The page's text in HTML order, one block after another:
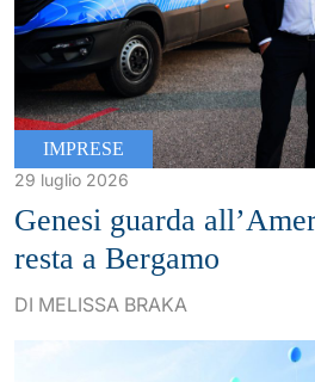
IMPRESE
29 luglio 2026
Genesi guarda
resta a Bergamo
DI MELISSA BRAKA